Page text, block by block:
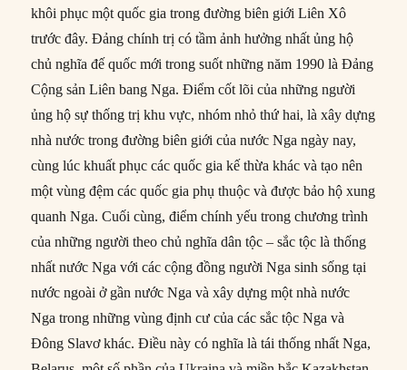
khôi phục một quốc gia trong đường biên giới Liên Xô
trước đây. Đảng chính trị có tầm ảnh hưởng nhất ủng hộ
chủ nghĩa đế quốc mới trong suốt những năm 1990 là Đảng
Cộng sản Liên bang Nga. Điểm cốt lõi của những người
ủng hộ sự thống trị khu vực, nhóm nhỏ thứ hai, là xây dựng
nhà nước trong đường biên giới của nước Nga ngày nay,
cùng lúc khuất phục các quốc gia kế thừa khác và tạo nên
một vùng đệm các quốc gia phụ thuộc và được bảo hộ xung
quanh Nga. Cuối cùng, điểm chính yếu trong chương trình
của những người theo chủ nghĩa dân tộc – sắc tộc là thống
nhất nước Nga với các cộng đồng người Nga sinh sống tại
nước ngoài ở gần nước Nga và xây dựng một nhà nước
Nga trong những vùng định cư của các sắc tộc Nga và
Đông Slavơ khác. Điều này có nghĩa là tái thống nhất Nga,